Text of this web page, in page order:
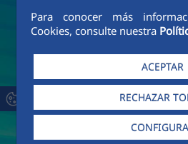
Para conocer más
Cookies, consulte nuestra
ACEPTAR
RECHAZAR